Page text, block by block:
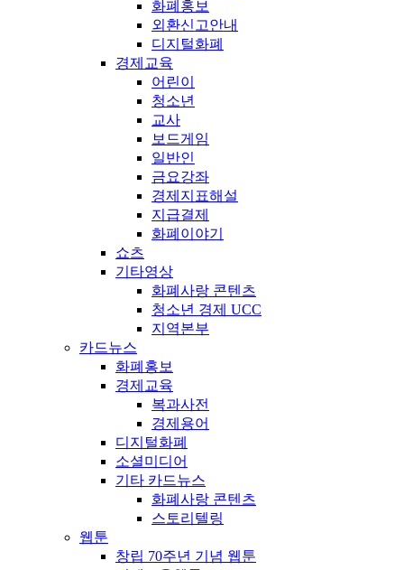
화폐홍보
외환신고안내
디지털화폐
경제교육
어린이
청소년
교사
보드게임
일반인
금요강좌
경제지표해설
지급결제
화폐이야기
쇼츠
기타영상
화폐사랑 콘텐츠
청소년 경제 UCC
지역본부
카드뉴스
화폐홍보
경제교육
복과사전
경제용어
디지털화폐
소셜미디어
기타 카드뉴스
화폐사랑 콘텐츠
스토리텔링
웹툰
창립 70주년 기념 웹툰